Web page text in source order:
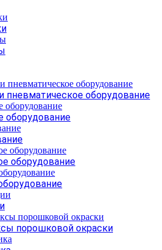
пневматическое оборудование
оборудование
оборудование
порошковой окраски